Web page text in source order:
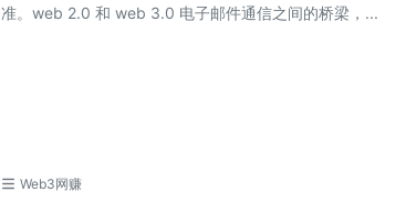
准。web 2.0 和 web 3.0 电子邮件通信之间的桥梁，...
Web3网赚